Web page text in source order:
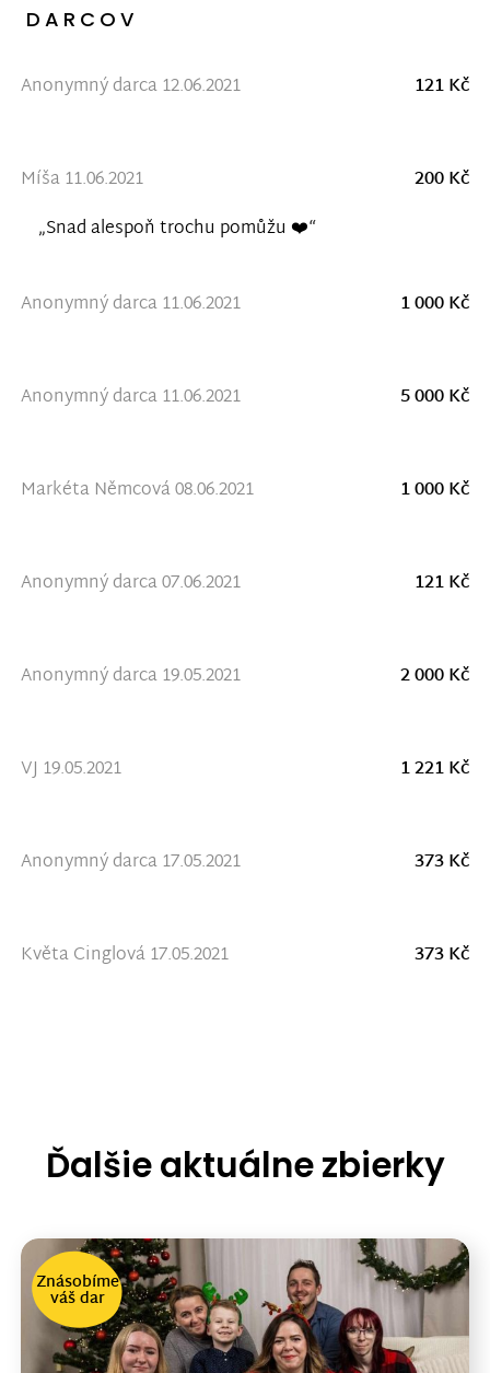
DARCOV
Anonymný darca 12.06.2021 121 Kč
Míša 11.06.2021
200 Kč
„Snad alespoň trochu pomůžu ❤️“
Anonymný darca 11.06.2021 1 000 Kč
Anonymný darca 11.06.2021 5 000 Kč
Markéta Němcová 08.06.2021 1 000 Kč
Anonymný darca 07.06.2021 121 Kč
Anonymný darca 19.05.2021 2 000 Kč
VJ 19.05.2021 1 221 Kč
Anonymný darca 17.05.2021 373 Kč
Květa Cinglová 17.05.2021 373 Kč
Ďalšie aktuálne zbierky
Znásobíme
váš dar